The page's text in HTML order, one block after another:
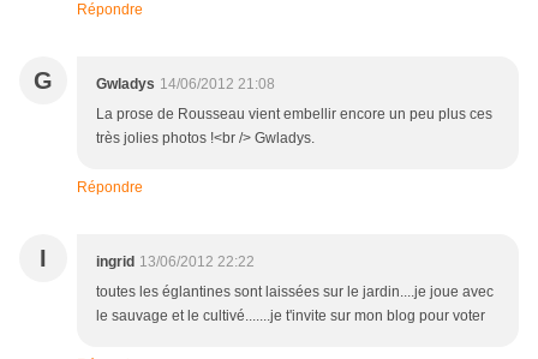
Répondre
G Gwladys 14/06/2012 21:08
La prose de Rousseau vient embellir encore un peu plus ces
très jolies photos !<br /> Gwladys.
Répondre
I ingrid 13/06/2012 22:22
toutes les églantines sont laissées sur le jardin....je joue avec
le sauvage et le cultivé.......je t'invite sur mon blog pour voter